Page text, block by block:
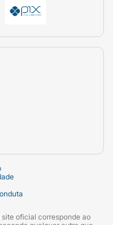
site oficial corresponde ao